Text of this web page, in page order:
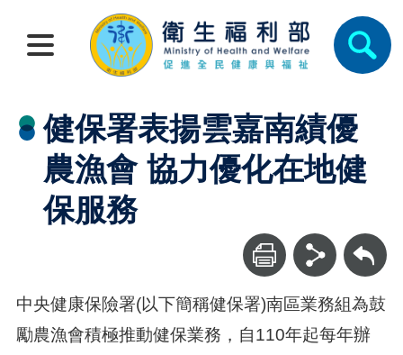
健保署表揚雲嘉南績優
農漁會 協力優化在地健
保服務
回上一頁
中央健康保險署(以下簡稱健保署)南區業務組為鼓
勵農漁會積極推動健保業務，自110年起每年辦